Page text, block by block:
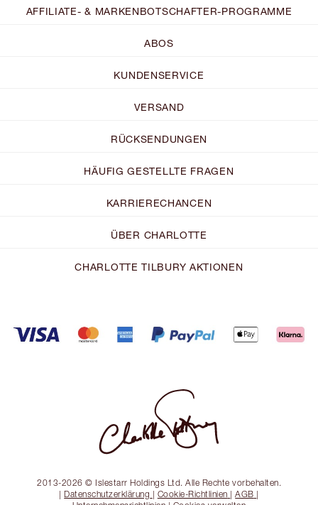
AFFILIATE- & MARKENBOTSCHAFTER-PROGRAMME
ABOS
KUNDENSERVICE
VERSAND
RÜCKSENDUNGEN
HÄUFIG GESTELLTE FRAGEN
KARRIERECHANCEN
ÜBER CHARLOTTE
CHARLOTTE TILBURY AKTIONEN
2013-2026 © Islestarr Holdings Ltd. Alle Rechte vorbehalten.
| Datenschutzerklärung | Cookie-Richtlinien |AGB |